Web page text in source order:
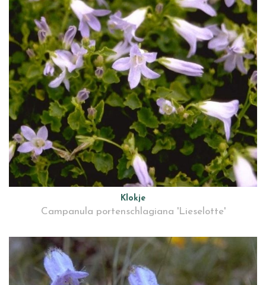
Klokje
Campanula portenschlagiana 'Lieselotte'